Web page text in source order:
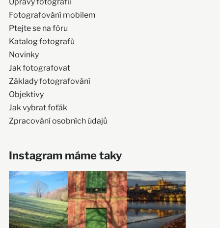
Fotografování mobilem
Ptejte se na fóru
Katalog fotografů
Novinky
Jak fotografovat
Základy fotografování
Objektivy
Jak vybrat foťák
Zpracování osobních údajů
Instagram máme taky